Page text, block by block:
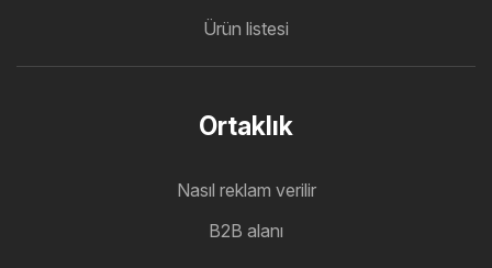
Ürün listesi
Ortaklık
Nasıl reklam verilir
B2B alanı